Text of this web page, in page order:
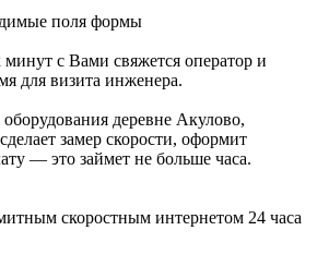
поля формы
минут с Вами свяжется оператор и
для визита инженера.
деревне Акулово,
замер скорости, оформит
— это займет не больше часа.
скоростным интернетом 24 часа